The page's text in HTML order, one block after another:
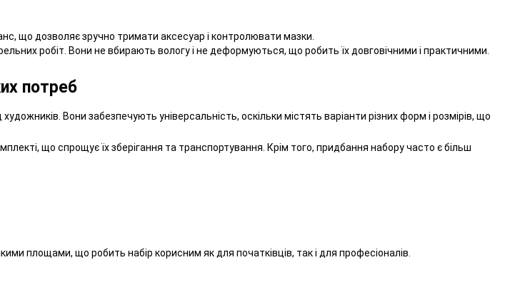
що дозволяє зручно тримати аксесуар і контролювати мазки.
робіт. Вони не вбирають вологу і не деформуються, що робить їх довговічними і практичними.
потреб
Вони забезпечують універсальність, оскільки містять варіанти різних форм і розмірів, що
що спрощує їх зберігання та транспортування. Крім того, придбання набору часто є більш
площами, що робить набір корисним як для початківців, так і для професіоналів.